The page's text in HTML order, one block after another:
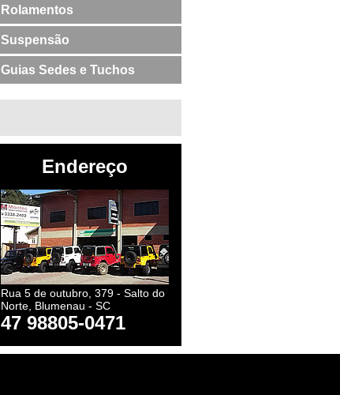
Válvulas
Rolamentos
Suspensão
Guias Sedes e Tuchos
Endereço
Rua 5 de outubro, 379 - Salto do
Norte, Blumenau - SC
47 98805-0471